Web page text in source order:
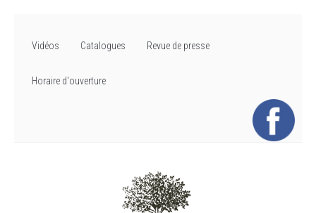
Vidéos Catalogues Revue de presse
Horaire d'ouverture